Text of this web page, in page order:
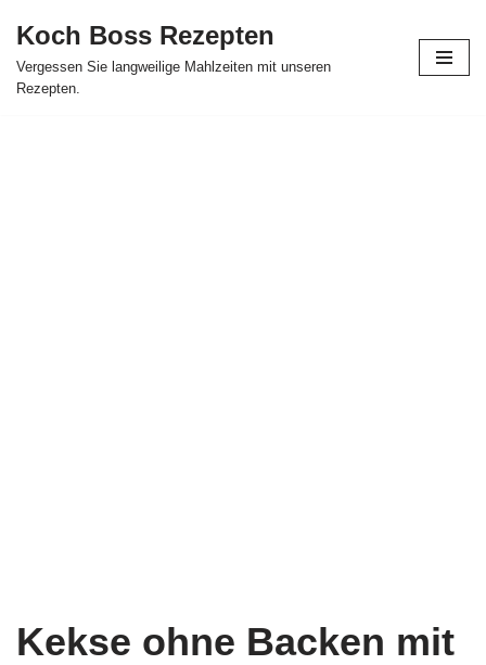
Skip
to
Koch Boss Rezepten
Vergessen Sie langweilige Mahlzeiten mit unseren
Rezepten.
Kekse ohne Backen mit